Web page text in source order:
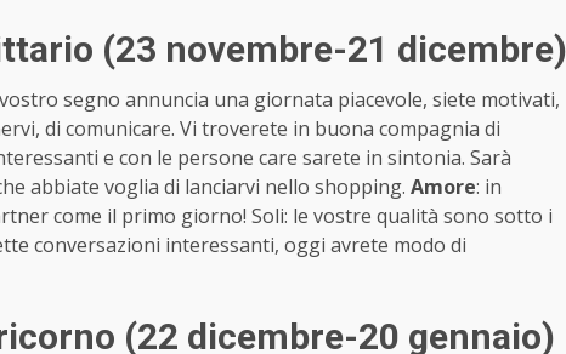
(23 novembre-21 dicembre)
segno annuncia una giornata piacevole, siete motivati,
di comunicare. Vi troverete in buona compagnia di
e con le persone care sarete in sintonia. Sarà
abbiate voglia di lanciarvi nello shopping. Amore: in
come il primo giorno! Soli: le vostre qualità sono sotto i
conversazioni interessanti, oggi avrete modo di
(22 dicembre-20 gennaio)